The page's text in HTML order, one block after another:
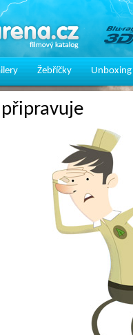
Žebříčky Unboxing